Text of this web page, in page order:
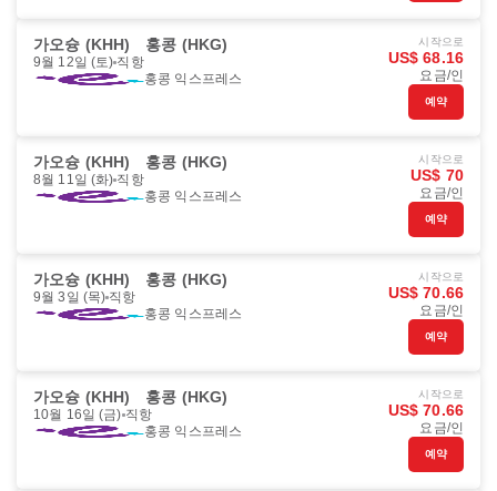
가오슝 (KHH) 홍콩 (HKG)
9월 12일 (토) 직항
홍콩 익스프레스
시작으로
US$ 68.16
요금/인
예약
가오슝 (KHH) 홍콩 (HKG)
8월 11일 (화) 직항
홍콩 익스프레스
시작으로
US$ 70
요금/인
예약
가오슝 (KHH) 홍콩 (HKG)
9월 3일 (목) 직항
홍콩 익스프레스
시작으로
US$ 70.66
요금/인
예약
가오슝 (KHH) 홍콩 (HKG)
10월 16일 (금) 직항
홍콩 익스프레스
시작으로
US$ 70.66
요금/인
예약